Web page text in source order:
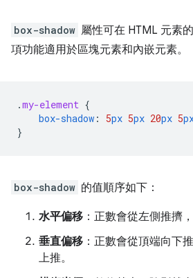
box-shadow 屬性可在 HTML 元素
項功能適用於區塊元素和內嵌元素。
.my-element {
box-shadow : 5px 5px 20px 5
}
box-shadow 的值順序如下：
水平偏移 ：正數會從左側推擠
垂直偏移 ：正數會從頂端向下
上推。